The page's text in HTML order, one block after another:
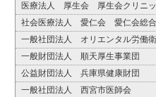
医療法人 厚生会 厚生会クリニ
社会医療法人 愛仁会 愛仁会総合
一般社団法人 オリエンタル労働
一般財団法人 順天厚生事業団
公益財団法人 兵庫県健康財団
一般社団法人 西宮市医師会